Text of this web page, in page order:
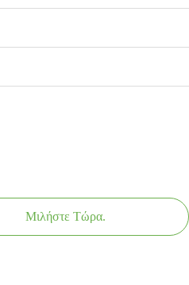
Μιλήστε Τώρα.